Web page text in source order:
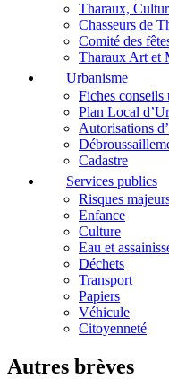
Tharaux,
Chasseurs de
Comité des
Tharaux Art et
Urbanisme
Fiches conseils
Plan Local
Autorisations
Cadastre
Services publics
Risques
Enfance
Culture
Eau et
Déchets
Transport
Papiers
Véhicule
Citoyenneté
Autres brèves